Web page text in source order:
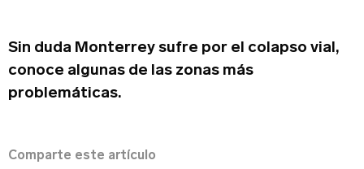
Sin duda Monterrey sufre por el colapso vial,
conoce algunas de las zonas más
problemáticas.
Comparte este artículo
Teléfono